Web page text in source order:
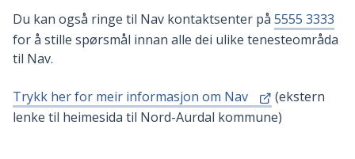
Du kan også ringe til Nav kontaktsenter på 5555 3333
for å stille spørsmål innan alle dei ulike tenesteområda
til Nav.
Trykk her for meir informasjon om Nav
(ekstern
lenke til heimesida til Nord-Aurdal kommune)